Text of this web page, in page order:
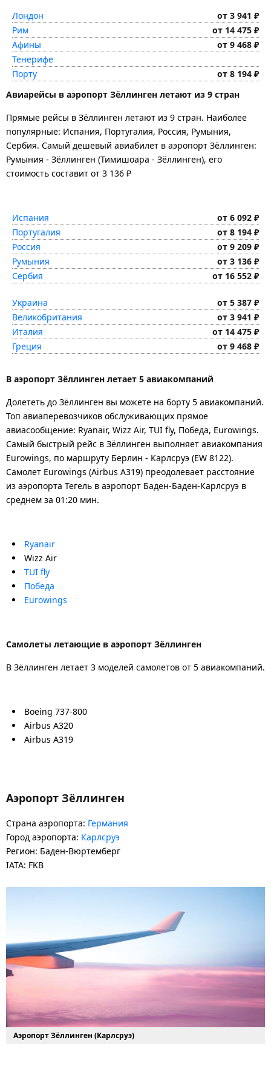
Лондон
от 3 941 ₽
Рим
от 14 475 ₽
Афины
от 9 468 ₽
Тенерифе
Порту
от 8 194 ₽
Авиарейсы в аэропорт Зёллинген летают из 9 стран
Прямые рейсы в Зёллинген летают из 9 стран. Наиболее
популярные: Испания, Португалия, Россия, Румыния,
Сербия. Самый дешевый авиабилет в аэропорт Зёллинген:
Румыния - Зёллинген (Тимишоара - Зёллинген), его
стоимость составит от 3 136 ₽
Испания
от 6 092 ₽
Португалия
от 8 194 ₽
Россия
от 9 209 ₽
Румыния
от 3 136 ₽
Сербия
от 16 552 ₽
Украина
от 5 387 ₽
Великобритания
от 3 941 ₽
Италия
от 14 475 ₽
Греция
от 9 468 ₽
В аэропорт Зёллинген летает 5 авиакомпаний
Долететь до Зёллинген вы можете на борту 5 авиакомпаний.
Топ авиаперевозчиков обслуживающих прямое
авиасообщение: Ryanair, Wizz Air, TUI fly, Победа, Eurowings.
Самый быстрый рейс в Зёллинген выполняет авиакомпания
Eurowings, по маршруту Берлин - Карлсруэ (EW 8122).
Самолет Eurowings (Airbus A319) преодолевает расстояние
из аэропорта Тегель в аэропорт Баден-Баден-Карлсруэ в
среднем за 01:20 мин.
Ryanair
Wizz Air
TUI fly
Победа
Eurowings
Самолеты летающие в аэропорт Зёллинген
В Зёллинген летает 3 моделей самолетов от 5 авиакомпаний.
Boeing 737-800
Airbus A320
Airbus A319
Аэропорт Зёллинген
Страна аэропорта: Германия
Город аэропорта: Карлсруэ
Регион: Баден-Вюртемберг
IATA: FKB
Аэропорт Зёллинген (Карлсруэ)